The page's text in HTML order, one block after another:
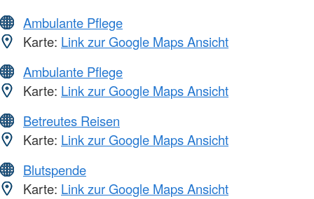
Ambulante Pflege
Karte: Link zur Google Maps Ansicht
Ambulante Pflege
Karte: Link zur Google Maps Ansicht
Betreutes Reisen
Karte: Link zur Google Maps Ansicht
Blutspende
Karte: Link zur Google Maps Ansicht